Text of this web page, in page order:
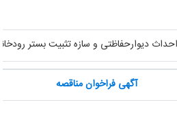
دیوارحفاظتی و سازه تثبیت بستر
آگهی فراخوان مناقصه